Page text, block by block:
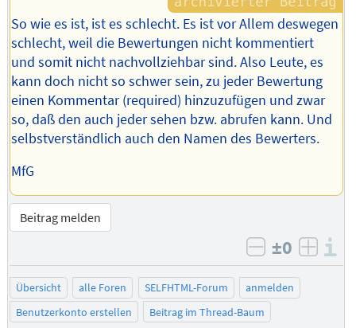
So wie es ist, ist es schlecht. Es ist vor Allem deswegen
schlecht, weil die Bewertungen nicht kommentiert
und somit nicht nachvollziehbar sind. Also Leute, es
kann doch nicht so schwer sein, zu jeder Bewertung
einen Kommentar (required) hinzuzufügen und zwar
so, daß den auch jeder sehen bzw. abrufen kann. Und
selbstverständlich auch den Namen des Bewerters.
MfG
Beitrag melden
negativ
±0
Übersicht alle Foren SELFHTML-Forum
anmelden
Benutzerkonto erstellen
Beitrag im Thread-Baum